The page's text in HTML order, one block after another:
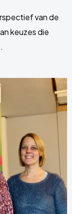
van de
keuzes die